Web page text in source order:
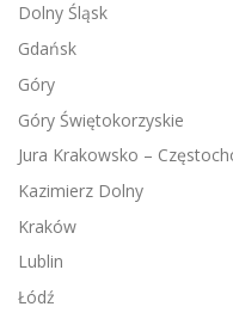
Dolny Śląsk
Gdańsk
Góry
Góry Świętokorzyskie
Jura Krakowsko –
Kazimierz Dolny
Kraków
Lublin
Łódź